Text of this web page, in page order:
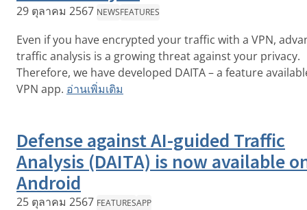
29 ตุลาคม 2567 NEWSFEATURES
Even if you have encrypted your traffic with a VPN,
traffic analysis is a growing threat against your privacy.
Therefore, we have developed DAITA – a feature
VPN app. อ่านเพิ่มเติม
Defense against AI-guided Traffic
Analysis (DAITA) is now available
Android
25 ตุลาคม 2567 FEATURESAPP